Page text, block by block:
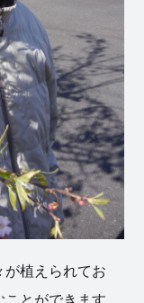
が植えられてお
とができます。